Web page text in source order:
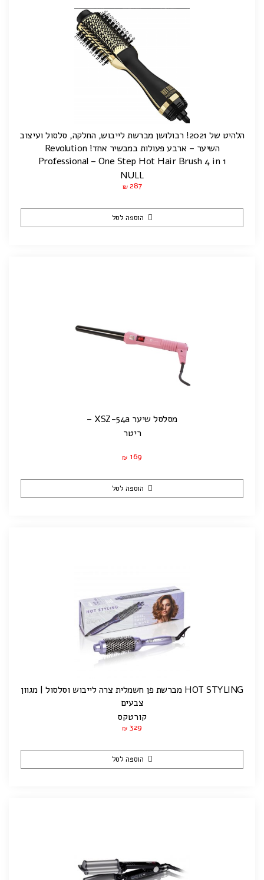
הלהיט של 2021! רבולושן מברשת לייבוש, החלקה, סלסול ועיצוב
השיער – ארבע פעולות במכשיר אחד! Revolution
Professional – One Step Hot Hair Brush 4 in 1
NULL
₪ 287
הוספה לסל
מסלסל שיער XSZ-54a –
ריטר
₪ 169
הוספה לסל
HOT STYLING מברשת פן חשמלית צרה לייבוש וסלסול | מגוון
צבעים
קורטקס
₪ 329
הוספה לסל